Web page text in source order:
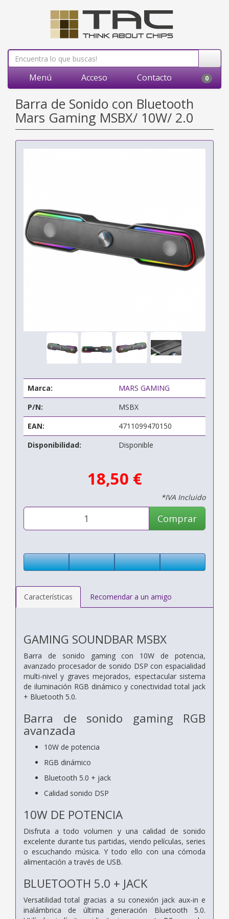
Menú Acceso Contacto 0
Barra de Sonido con Bluetooth
Mars Gaming MSBX/ 10W/ 2.0
Marca:
MARS GAMING
P/N:
MSBX
EAN:
4711099470150
Disponibilidad:
Disponible
18,50 €
*IVA Incluido
Comprar
Características Recomendar a un amigo
GAMING SOUNDBAR MSBX
Barra de sonido gaming con 10W de potencia,
avanzado procesador de sonido DSP con espacialidad
multi-nivel y graves mejorados, espectacular sistema
de iluminación RGB dinámico y conectividad total jack
+ Bluetooth 5.0.
Barra de sonido gaming RGB
avanzada
10W de potencia
RGB dinámico
Bluetooth 5.0 + jack
Calidad sonido DSP
10W DE POTENCIA
Disfruta a todo volumen y una calidad de sonido
excelente durante tus partidas, viendo películas, series
o escuchando música. Y todo ello con una cómoda
alimentación a través de USB.
BLUETOOTH 5.0 + JACK
Versatilidad total gracias a su conexión jack aux-in e
inalámbrica de última generación Bluetooth 5.0.